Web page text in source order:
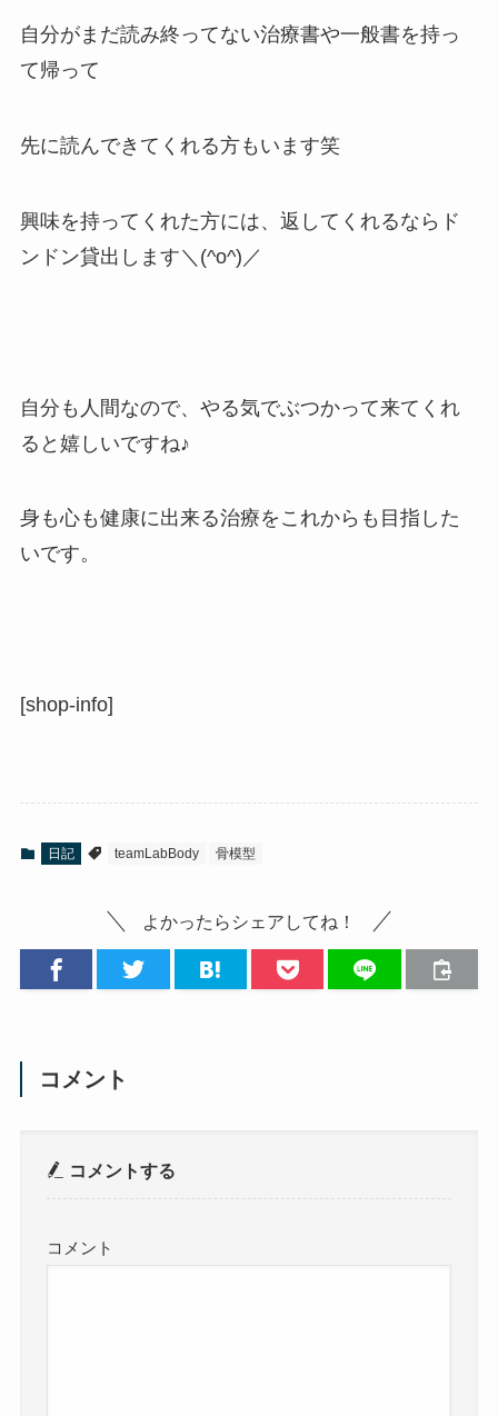
自分がまだ読み終ってない治療書や一般書を持っ
て帰って
先に読んできてくれる方もいます笑
興味を持ってくれた方には、返してくれるならド
ンドン貸出します＼(^o^)／
自分も人間なので、やる気でぶつかって来てくれ
ると嬉しいですね♪
身も心も健康に出来る治療をこれからも目指した
いです。
[shop-info]
日記 teamLabBody 骨模型
よかったらシェアしてね！
コメント
コメントする
コメント